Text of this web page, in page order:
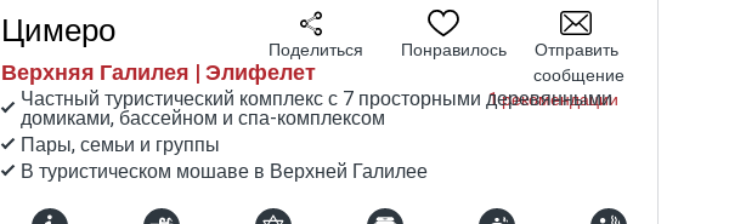
Цимеро
Верхняя Галилея | Элифелет
1 рекомендации
Частный туристический комплекс с 7 просторными деревянными
домиками, бассейном и спа-комплексом
Пары, семьи и группы
В туристическом мошаве в Верхней Галилее
Поделиться Понравилось
Отправить
сообщение